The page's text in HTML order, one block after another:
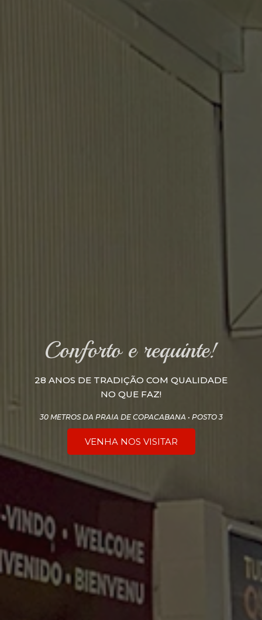
Conforto e requinte!
28 ANOS DE TRADIÇÃO COM QUALIDADE
NO QUE FAZ!
30 METROS DA PRAIA DE COPACABANA • POSTO 3
VENHA NOS VISITAR